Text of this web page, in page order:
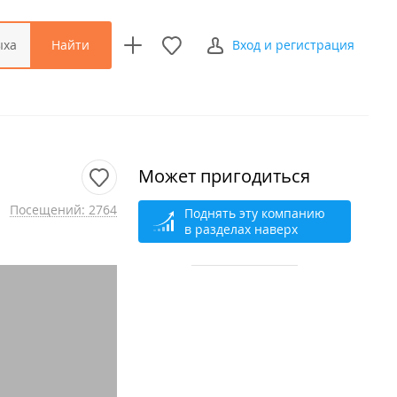
Найти Вход и регистрация
Посещений: 2764
Может пригодиться
Поднять эту компанию
в разделах наверх